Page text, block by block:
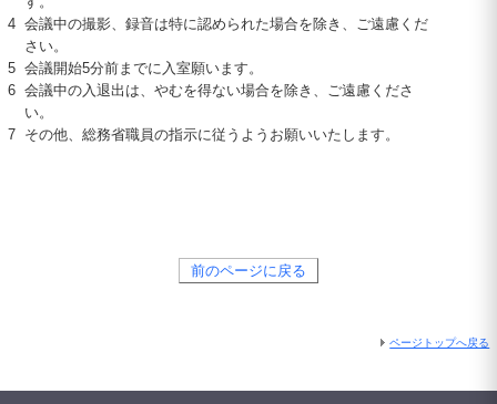
4 会議中の撮影、録音は特に認められた場合を除き、ご遠慮くだ
さい。
5 会議開始5分前までに入室願います。
6 会議中の入退出は、やむを得ない場合を除き、ご遠慮くださ
い。
7
その他、総務省職員の指示に従うようお願いいたします。
前のページに戻る
ページトップへ戻る